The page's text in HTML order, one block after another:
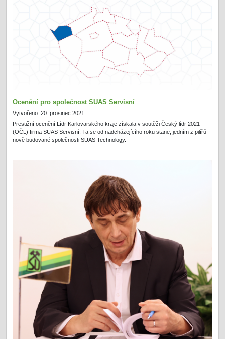
Ocenění pro společnost SUAS Servisní
Vytvořeno: 20. prosinec 2021
Prestižní ocenění Lídr Karlovarského kraje získala v soutěži Český lídr 2021
(OČL) firma SUAS Servisní. Ta se od nadcházejícího roku stane, jedním z pilířů
nově budované společnosti SUAS Technology.